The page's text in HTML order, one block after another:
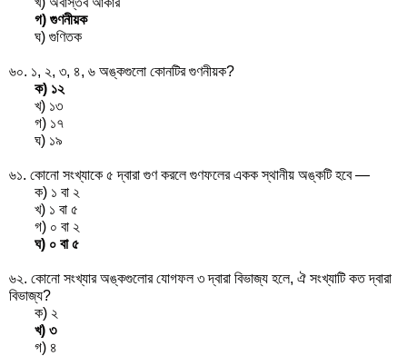
গ) গুণনীয়ক
ঘ) গুণিতক
৬০. ১, ২, ৩, ৪, ৬ অঙ্কগুলো কোনটির গুণনীয়ক?
ক) ১২
খ) ১৩
গ) ১৭
ঘ) ১৯
৬১. কোনো সংখ্যাকে ৫ দ্বারা গুণ করলে গুণফলের একক স্থানীয় অঙ্কটি হবে —
ক) ১ বা ২
খ) ১ বা ৫
গ) ০ বা ২
ঘ) ০ বা ৫
৬২. কোনো সংখ্যার অঙ্কগুলোর যোগফল ৩ দ্বারা বিভাজ্য হলে, ঐ সংখ্যাটি কত দ্বারা
বিভাজ্য?
ক) ২
খ) ৩
গ) ৪